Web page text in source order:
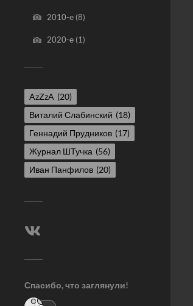
2010-е(8)
2020-е(1)
AzZzA (20)
Виталий Слабинский (18)
Геннадий Прудников (17)
Журнал ШТучка (56)
Иван Панфилов (20)
Спасибо, что заглянули!